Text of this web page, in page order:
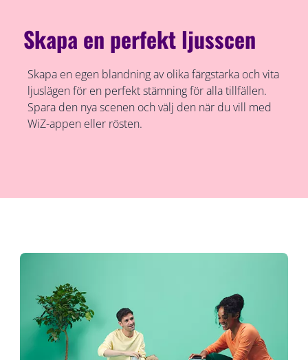
Skapa en perfekt ljusscen
Skapa en egen blandning av olika färgstarka och vita
ljuslägen för en perfekt stämning för alla tillfällen.
Spara den nya scenen och välj den när du vill med
WiZ-appen eller rösten.